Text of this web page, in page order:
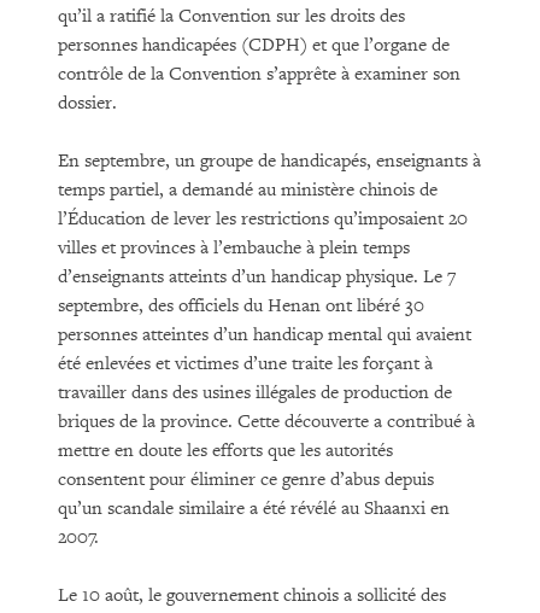
qu’il a ratifié la Convention sur les droits des
personnes handicapées (CDPH) et que l’organe de
contrôle de la Convention s’apprête à examiner son
dossier.
En septembre, un groupe de handicapés, enseignants à
temps partiel, a demandé au ministère chinois de
l’Éducation de lever les restrictions qu’imposaient 20
villes et provinces à l’embauche à plein temps
d’enseignants atteints d’un handicap physique. Le 7
septembre, des officiels du Henan ont libéré 30
personnes atteintes d’un handicap mental qui avaient
été enlevées et victimes d’une traite les forçant à
travailler dans des usines illégales de production de
briques de la province. Cette découverte a contribué à
mettre en doute les efforts que les autorités
consentent pour éliminer ce genre d’abus depuis
qu’un scandale similaire a été révélé au Shaanxi en
2007.
Le 10 août, le gouvernement chinois a sollicité des